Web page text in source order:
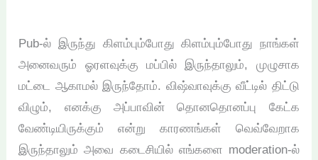
Pub-ல் இருந்து கிளம்பும்போது கிளம்பும்போது நாங்கள்
அனைவரும் ஓரளவுக்கு மப்பில் இருந்தாலும், முழுசாக
மட்டை ஆகாமல் இருந்தோம். விஷ்வாவுக்கு வீட்டில் திட்டு
விழும், எனக்கு அப்பாவின் தொனதொனப்பு கேட்க
வேண்டியிருக்கும் என்று காரணங்கள் வெவ்வேறாக
இருந்தாலும் அவை கடைசியில் எங்களை moderation-ல்